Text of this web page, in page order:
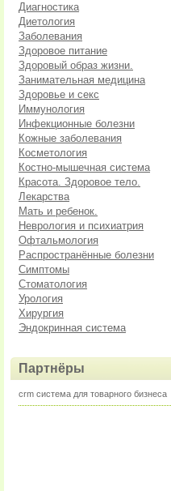
Диагностика
Диетология
Заболевания
Здоровое питание
Здоровый образ жизни.
Занимательная медицина
Здоровье и секс
Иммунология
Инфекционные болезни
Кожные заболевания
Косметология
Костно-мышечная система
Красота. Здоровое тело.
Лекарства
Мать и ребенок.
Неврология и психиатрия
Офтальмология
Распространённые болезни
Симптомы
Стоматология
Урология
Хирургия
Эндокринная система
Партнёры
crm система для товарного бизнеса